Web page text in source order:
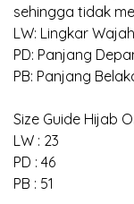
sehingga tidak
LW: Lingkar Wajah
PD: Panjang
PB: Panjang
Size Guide Hijab
LW : 23
PD : 46
PB : 51